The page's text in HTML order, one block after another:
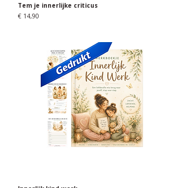
Tem je innerlijke criticus
Prijs
€ 14,90